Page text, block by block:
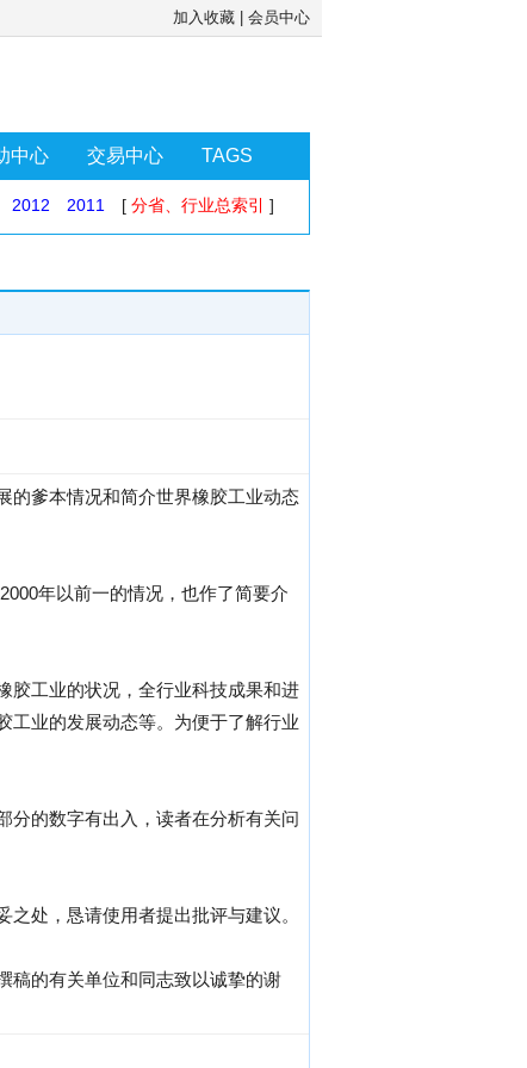
加入收藏 会员中心
中心 交易中心 TAGS
2012 2011 [ 分省、行业总索引 ]
的爹本情况和简介世界橡胶工业动态
年以前一的情况，也作了简要介
胶工业的状况，全行业科技成果和进
工业的发展动态等。为便于了解行业
分的数字有出入，读者在分析有关问
处，恳请使用者提出批评与建议。
稿的有关单位和同志致以诚挚的谢